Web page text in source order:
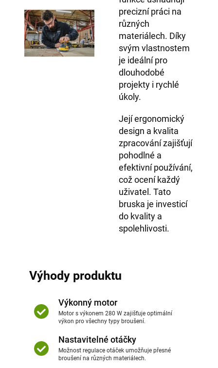
precizní práci na
různých
materiálech. Díky
svým vlastnostem
je ideální pro
dlouhodobé
projekty i rychlé
úkoly.
Její ergonomický
design a kvalita
zpracování zajišťují
pohodlné a
efektivní používání,
což ocení každý
uživatel. Tato
bruska je investicí
do kvality a
spolehlivosti.
Výhody produktu
Výkonný motor
Motor s výkonem 280 W zajišťuje optimální
výkon pro všechny typy broušení.
Nastavitelné otáčky
Možnost regulace otáček umožňuje přesné
broušení na různých materiálech.